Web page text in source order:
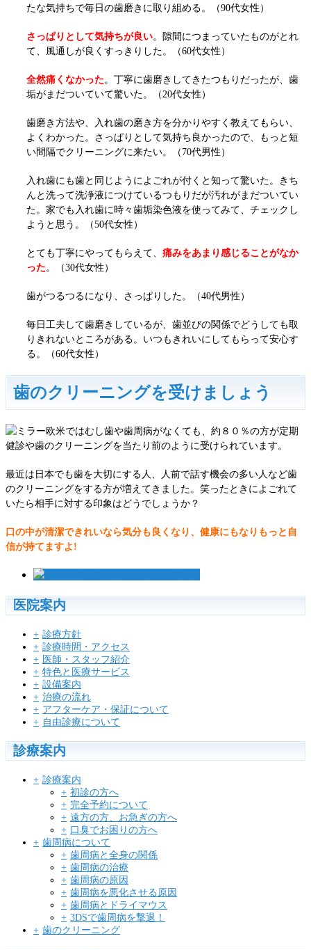
たな気持ちで毎日の歯磨きに取り組める。（90代女性）
さっぱりとして気持ちが良い。隙間につまっていたものがとれ
て、風通しが良くすっきりした。
（60代女性）
全然痛くなかった。丁寧に歯磨きしてきたつもりだったが、歯
垢がまだついていて驚いた。
（20代女性）
歯磨き方法や、入れ歯の磨き方を分かりやすく教えてもらい、
よくわかった。 さっぱりとして気持ち良かったので、もっと短
い間隔でクリーニングに来たい。
（70代男性）
入れ歯にも歯と同じようによごれが付くと知って驚いた。きち
んと洗って洗浄液につけているつもりだが汚れがまだついてい
た。家でも入れ歯に時々歯垢染色液を使ってみて、チェックし
ようと思う。
（50代女性）
とても丁寧にやってもらえて、 痛みをあまり感じることがなか
った。 （30代女性）
歯がつるつるになり、さっぱりした。 （40代男性）
毎日工夫して歯磨きしているが、歯並びの関係でどうしても取
りきれないところがある。 いつもきれいにしてもらって安心す
る。
（60代女性）
歯のクリーニングを受けましょう
欧米ではむし歯や歯周病がなくても、約８０％の方が定期
健診や歯のクリーニングを当たり前のように受けられています。
最近は日本でも歯を大切にする人、人前で話す機会の多い人など歯
のクリーニングをする方が増えてきました。笑ったときによごれて
いたら相手に対する印象はどうでしょうか？
口の中が清潔できれいなら気分も良くなり、健康にもなりもっと自
信が持てますよ!
医院案内
診療方針
診療時間・アクセス
医師・スタッフ紹介
特色と医療サービス
設備案内
治療の流れ
アフターケア・保証について
自由診療について
診療案内
診療案内
初診の方へ
完全予約について
遠方の方、お急ぎの方へ
口臭でお困りの方へ
歯周病について
歯周病と全身の関係
歯周病の治療
歯周病の原因
歯周病を悪化させる原因
歯周病とドライマウス
3DSで歯周病を撃退！
歯のクリーニング